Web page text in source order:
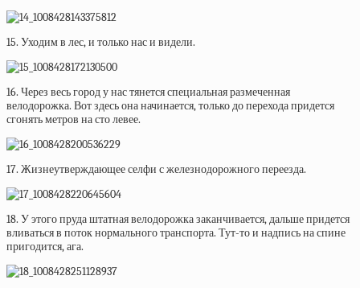
15. Уходим в лес, и только нас и видели.
16. Через весь город у нас тянется специальная размеченная
велодорожка. Вот здесь она начинается, только до перехода придется
сгонять метров на сто левее.
17. Жизнеутверждающее селфи с железнодорожного переезда.
18. У этого пруда штатная велодорожка заканчивается, дальше придется
вливаться в поток нормального транспорта. Тут-то и надпись на спине
пригодится, ага.